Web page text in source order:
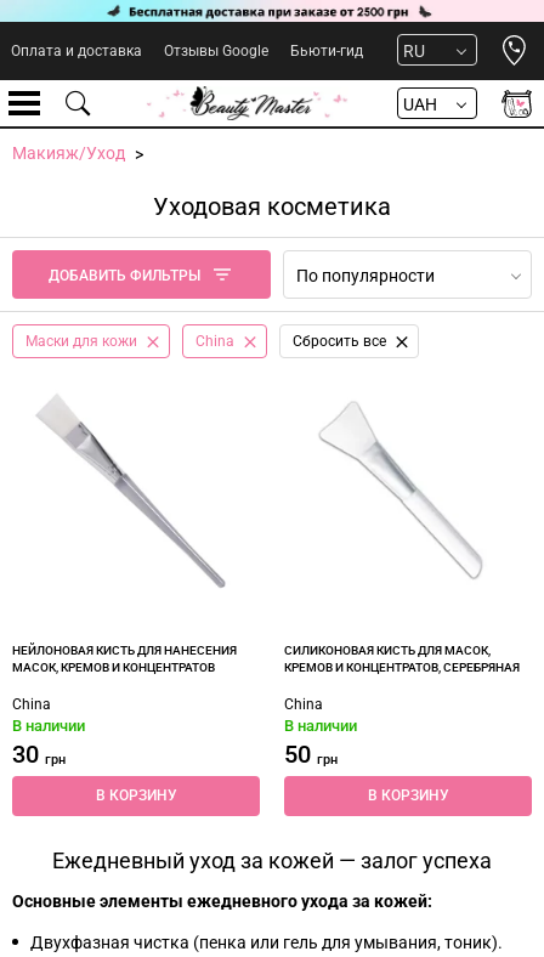
Оплата и доставка Отзывы Google Бьюти-гид RU
UAH
Макияж/Уход
Уходовая косметика
ДОБАВИТЬ ФИЛЬТРЫ По популярности
Маски для кожи China Сбросить все
НЕЙЛОНОВАЯ КИСТЬ ДЛЯ НАНЕСЕНИЯ
МАСОК, КРЕМОВ И КОНЦЕНТРАТОВ
China
В наличии
30 грн
В КОРЗИНУ
СИЛИКОНОВАЯ КИСТЬ ДЛЯ МАСОК,
КРЕМОВ И КОНЦЕНТРАТОВ, СЕРЕБРЯНАЯ
China
В наличии
50 грн
В КОРЗИНУ
Ежедневный уход за кожей — залог успеха
Основные элементы ежедневного ухода за кожей:
Двухфазная чистка (пенка или гель для умывания, тоник).